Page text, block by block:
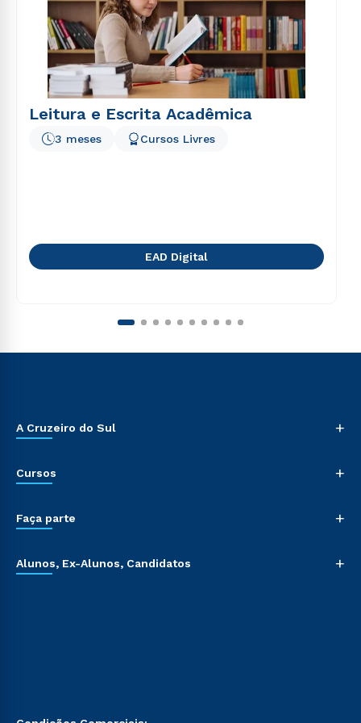
Leitura e Escrita Acadêmica
3 meses Cursos Livres
EAD Digital
A Cruzeiro do Sul +
Cursos +
Faça parte +
Alunos, Ex-Alunos, Candidatos +